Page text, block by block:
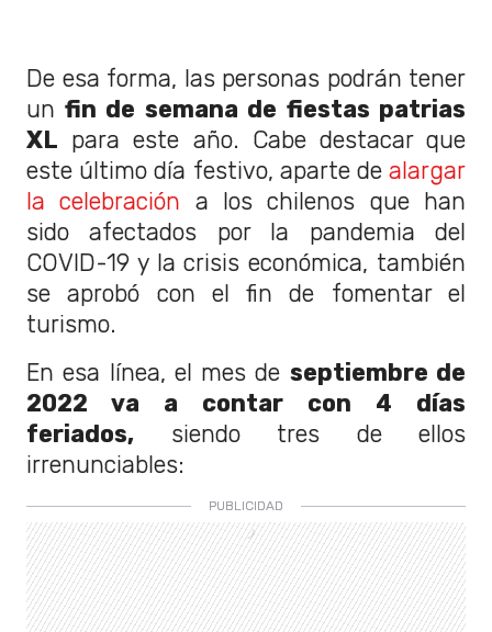
De esa forma, las personas podrán tener
un fin de semana de fiestas patrias
XL para este año. Cabe destacar que
este último día festivo, aparte de alargar
la celebración a los chilenos que han
sido afectados por la pandemia del
COVID-19 y la crisis económica, también
se aprobó con el fin de fomentar el
turismo.
En esa línea, el mes de septiembre de
2022 va a contar con 4 días
feriados, siendo tres de ellos
irrenunciables: